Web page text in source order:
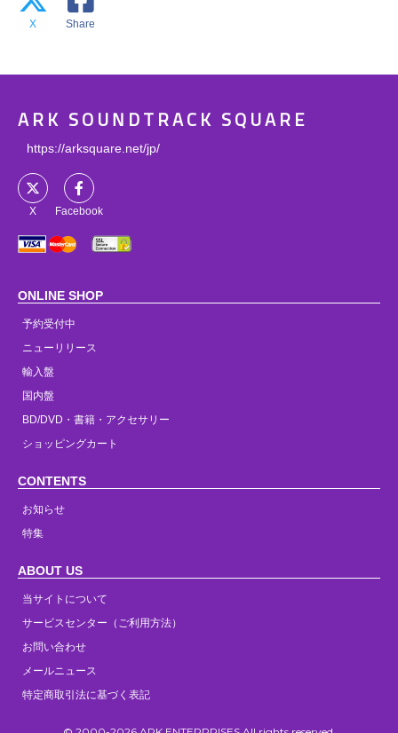
X Share
ARK SOUNDTRACK SQUARE
https://arksquare.net/jp/
X Facebook
ONLINE SHOP
予約受付中
ニューリリース
輸入盤
国内盤
BD/DVD・書籍・アクセサリー
ショッピングカート
CONTENTS
お知らせ
特集
ABOUT US
当サイトについて
サービスセンター（ご利用方法）
お問い合わせ
メールニュース
特定商取引法に基づく表記